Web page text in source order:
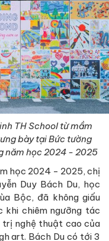
TH School từ mầm
bày tại Bức tường
năm học 2024 - 2025
học 2024 - 2025, chị
Duy Bách Du, học
Bộc, đã không giấu
khi chiêm ngưỡng tác
nghệ thuật cao của
art. Bách Du có tới 3